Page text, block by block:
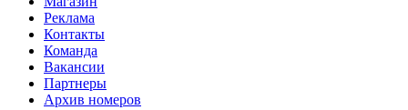
Реклама
Контакты
Команда
Вакансии
Партнеры
Архив номеров